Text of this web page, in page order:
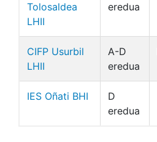
Tolosaldea
LHII
eredua
CIFP Usurbil
LHII
A-D
eredua
IES Oñati BHI
D
eredua